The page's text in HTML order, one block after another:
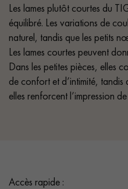
Les lames plutôt courtes du
équilibré. Les variations de
naturel, tandis que les petits
Les lames courtes peuvent
Dans les petites pièces, elles
de confort et d’intimité, tandis
elles renforcent l’impression
Accès rapide :